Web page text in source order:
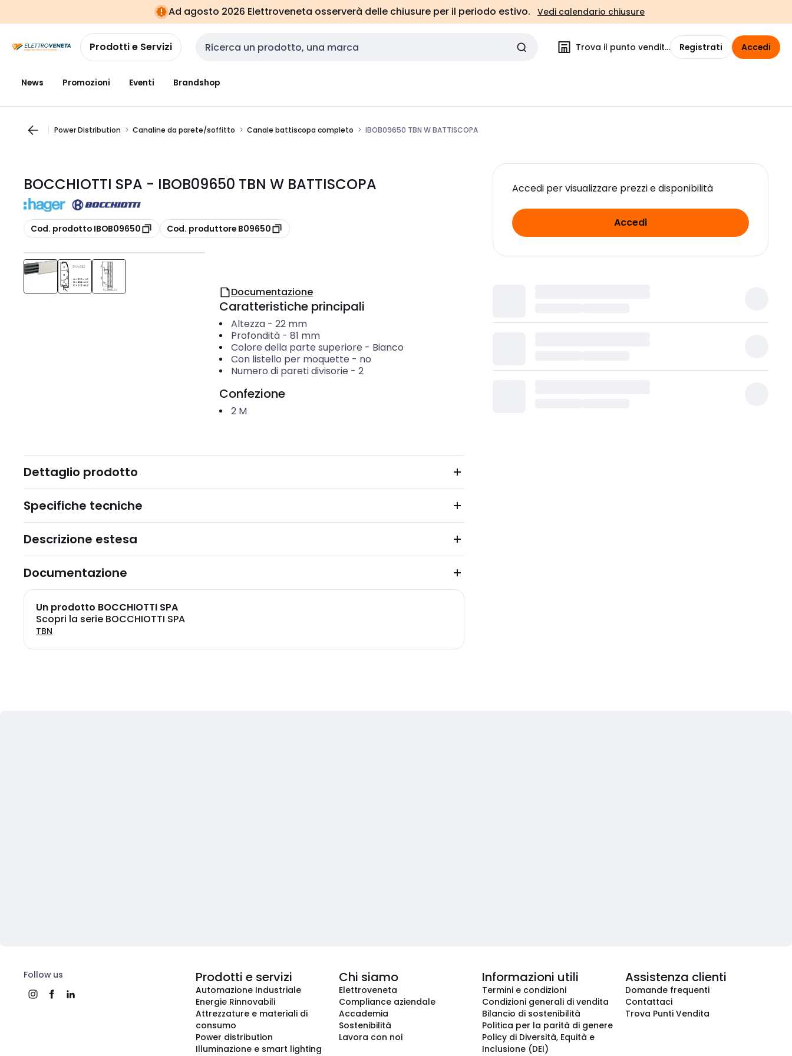
navigazionealla
pagina
Ad agosto 2026 Elettroveneta osserverà delle chiusure per il periodo estivo. Vedi calendario chiusure
Prodotti e Servizi Cerca input Trova il punto vendita Registrati Accedi
News Promozioni Eventi Brandshop
Power Distribution Canaline da parete/soffitto Canale battiscopa completo IBOB09650 TBN W BATTISCOPA
BOCCHIOTTI SPA - IBOB09650 TBN W BATTISCOPA
copia
Cod. prodotto IBOB09650 copia
Cod. produttore B09650
Accedi per visualizzare prezzi e disponibilità
Accedi
Documentazione
Caratteristiche principali
Altezza- 22 mm
Profondità- 81 mm
Colore della parte superiore - Bianco
Con listello per moquette - no
Numero di pareti divisorie - 2
Confezione
2 M
Dettaglio prodotto
Specifiche tecniche
Descrizione estesa
Documentazione
Un prodotto BOCCHIOTTI SPA
Scopri la serie BOCCHIOTTI SPA
TBN
Follow us Prodotti e servizi
Automazione Industriale
Energie Rinnovabili
Attrezzature e materiali di
consumo
Power distribution
Illuminazione e smart lighting
Chi siamo
Elettroveneta
Compliance aziendale
Accademia
Sostenibilità
Lavora con noi
Informazioni utili
Termini e condizioni
Condizioni generali di vendita
Bilancio di sostenibilità
Politica per la parità di genere
Policy di Diversità, Equità e
Inclusione (DEI)
Assistenza clienti
Domande frequenti
Contattaci
Trova Punti Vendita